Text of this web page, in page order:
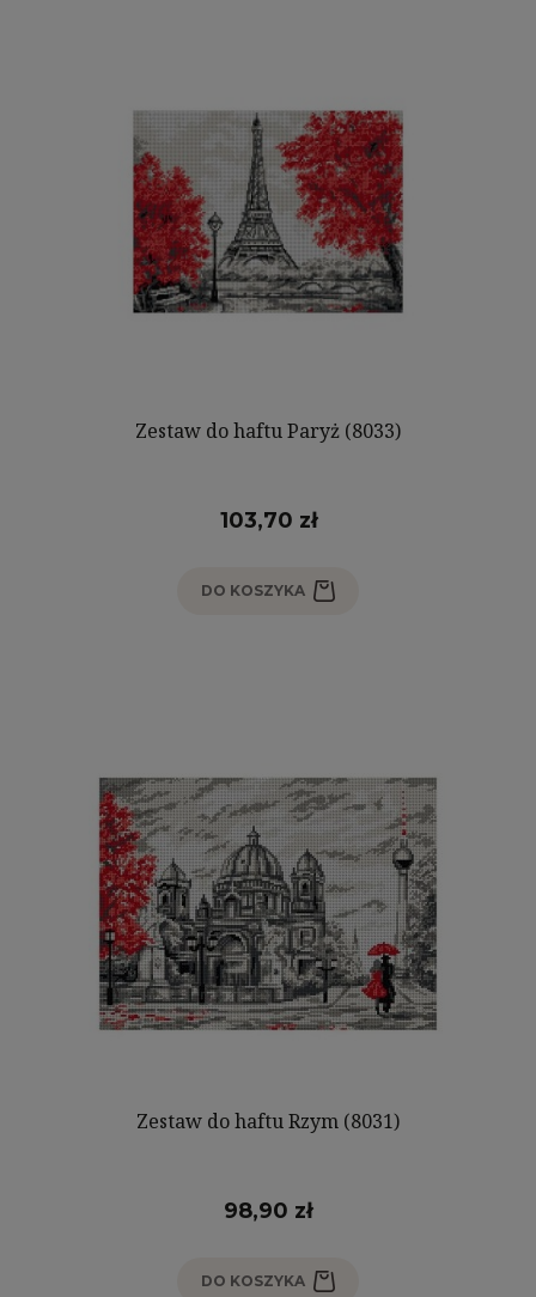
Zestaw do haftu Paryż (8033)
103,70 zł
DO KOSZYKA
Zestaw do haftu Rzym (8031)
98,90 zł
DO KOSZYKA